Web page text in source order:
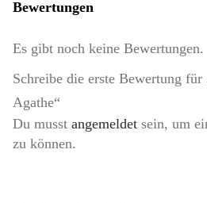
Bewertungen
Es gibt noch keine Bewertungen.
Schreibe die erste Bewertung
Agathe“
Du musst angemeldet sein, um
zu können.